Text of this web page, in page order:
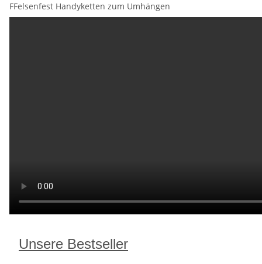
FFelsenfest Handyketten zum Umhängen
Unsere Bestseller